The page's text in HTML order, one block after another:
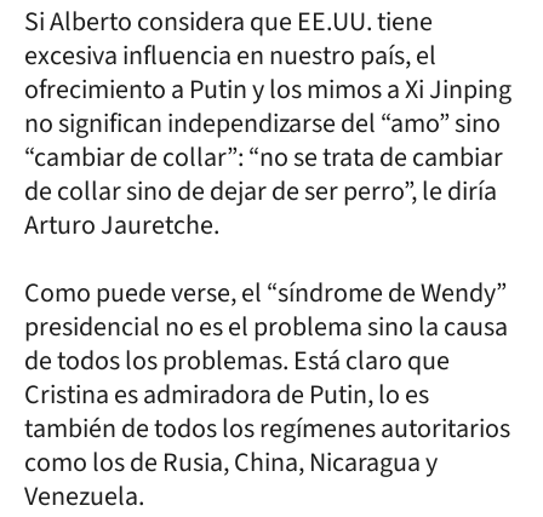
Si Alberto considera que EE.UU. tiene
excesiva influencia en nuestro país, el
ofrecimiento a Putin y los mimos a Xi Jinping
no significan independizarse del “amo” sino
“cambiar de collar”: “no se trata de cambiar
de collar sino de dejar de ser perro”, le diría
Arturo Jauretche.
Como puede verse, el “síndrome de Wendy”
presidencial no es el problema sino la causa
de todos los problemas. Está claro que
Cristina es admiradora de Putin, lo es
también de todos los regímenes autoritarios
como los de Rusia, China, Nicaragua y
Venezuela.